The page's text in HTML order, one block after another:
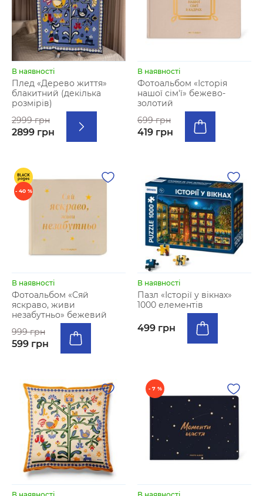
В наявності
Плед «Дерево життя»
блакитний (декілька
розмірів)
2999 грн
2899 грн
В наявності
Фотоальбом «Історія
нашої сім'ї» бежево-
золотий
699 грн
419 грн
- 40 %
В наявності
Фотоальбом «Сяй
яскраво, живи
незабутньо» бежевий
999 грн
599 грн
В наявності
Пазл «Історії у вікнах»
1000 елементів
499 грн
- 7 %